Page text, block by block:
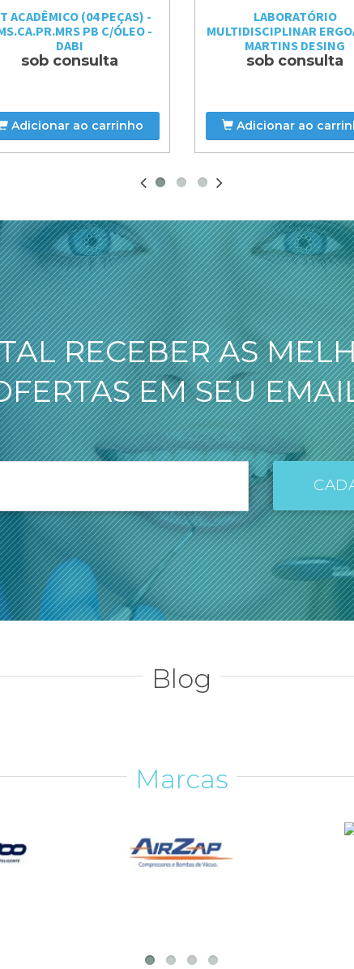
ACADÊMICO (04 PEÇAS) -
PB C/ÓLEO -
DABI
sob consulta
Adicionar ao carrinho
LABORATÓRIO
MULTIDISCIPLINAR
MARTINS DESING
sob consulta
Adicionar ao
RECEBER AS
EM SEU
Blog
Marcas